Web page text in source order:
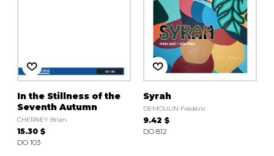
In the Stillness of the
Seventh Autumn
CHERNEY Brian
15.30 $
DO 103
Syrah
DEMOULIN Frédéric
9.42 $
DO 812